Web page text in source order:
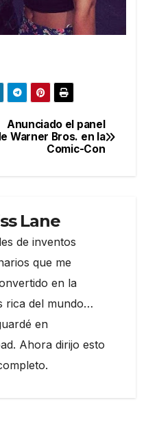
Anunciado el panel
Warner Bros. en la
Comic-Con
Lane
de inventos
que me
en la
rica del mundo…
en
Ahora dirijo esto